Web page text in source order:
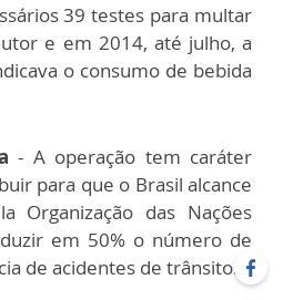
39 testes para multar
e em 2014, até julho, a
o consumo de bebida
- A operação tem caráter
para que o Brasil alcance
Organização das Nações
em 50% o número de
de acidentes de trânsito.